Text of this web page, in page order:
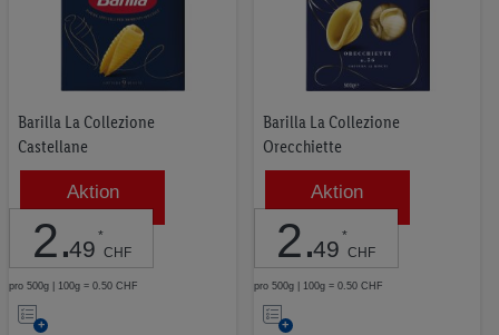
Barilla La Collezione
Castellane
Aktion
2.49 *
CHF
pro 500g | 100g = 0.50 CHF
Auf
Barilla La Collezione
Orecchiette
Aktion
2.49 *
CHF
pro 500g | 100g = 0.50 CHF
Auf